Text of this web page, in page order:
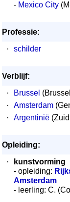
- Mexico City
Professie:
·
schilder
Verblijf:
·
Brussel
·
Amsterdam
·
Argentinië
Opleiding:
·
kunstvorming
- opleiding:
Amsterdam
- leerling: C.